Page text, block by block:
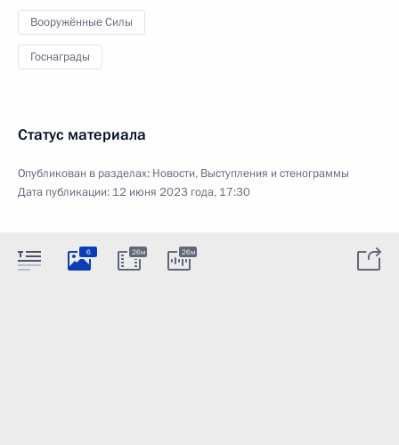
Вооружённые Силы
Госнаграды
Статус материала
Опубликован в разделах: Новости, Выступления и стенограммы
Дата публикации: 12 июня 2023 года, 17:30
6 26м 26м